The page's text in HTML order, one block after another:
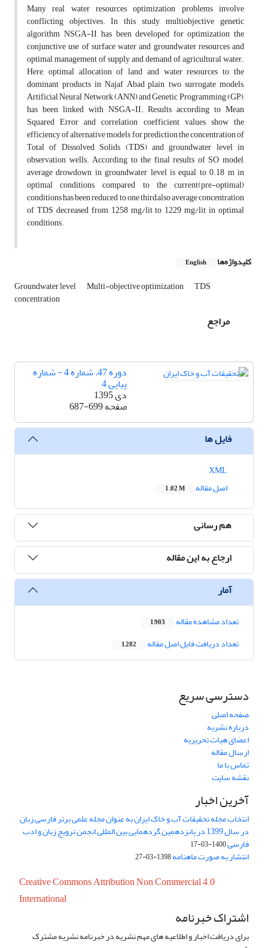
Many real water resources optimization problems involve
conflicting objectives. In this study, multiobjective genetic
algorithm NSGA-II, has been developed for optimization the
conjunctive use of surface water and groundwater resources and
optimal management of supply and demand of agricultural water.
Here, optimal allocation of land and water resources to the
dominant products in Najaf Abad plain, two surrogate models,
Artificial Neural Network (ANN) and Genetic Programming (GP),
has been linked with NSGA-II. Results according to Mean
Squared Error and correlation coefficient values show the
efficiency of alternative models for prediction the concentration of
Total of Dissolved Solids (TDS) and groundwater level in
observation wells. According to the final results of SO model,
average drowdown in groundwater level is equal to 0.18 m in
optimal conditions, compared to the current(pre-optimal)
conditions has been reduced to one third,also average concentration
of TDS decreased from 1258 mg/lit to 1229 mg/lit in optimal
conditions.
کلیدواژه‌ها English
Groundwater level Multi-objective optimization TDS
concentration
مراجع
دوره 47، شماره 4 - شماره
پیاپی 4
دی 1395
صفحه687-699
فایل ها
اصل مقاله
1.02 M
هم رسانی
ارجاع به این مقاله
آمار
تعداد مشاهده مقاله 1,903
تعداد دریافت فایل اصل مقاله 1,282
دسترسی سریع
صفحه اصلی
درباره نشریه
اعضای هیات تحریریه
ارسال مقاله
تماس با ما
نقشه سایت
آخرین اخبار
انتخاب مجله تحقیقات آب و خاک ایران به عنوان مجله علمی برتر فارسی زبان
در سال 1399 در پانزدهمین گردهمایی بین المللی انجمن ترویج زبان و ادب
فارسی1400-03-17
انتشار به صورت ماهنامه1398-03-27
Creative Commons Attribution Non Commercial 4.0
International
اشتراک خبرنامه
برای دریافت اخبار و اطلاعیه های مهم نشریه در خبرنامه نشریه مشترک